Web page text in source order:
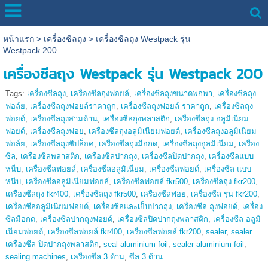
หน้าแรก> เครื่องซีลถุง > เครื่องซีลถุง Westpack รุ่น
Westpack 200
เครื่องซีลถุง Westpack รุ่น Westpack 200
Tags: เครื่องซีลถุง, เครื่องซีลถุงฟอยล์, เครื่องซีลถุงขนาดพกพา, เครื่องซีลถุง
ฟอล์ย, เครื่องซีลถุงฟอยล์ราคาถูก, เครื่องซีลถุงฟอยล์ ราคาถูก, เครื่องซีลถุง
ฟอยด์, เครื่องซีลถุงสามด้าน, เครื่องซีลถุงพลาสติก, เครื่องซีลถุง อลูมิเนียม
ฟอยด์, เครื่องซีลถุงฟอย, เครื่องซีลถุงอลูมิเนียมฟอยด์, เครื่องซีลถุงอลูมิเนียม
ฟอล์ย, เครื่องซีลถุงซิปล็อค, เครื่องซีลถุงมือกด, เครื่องซีลถุงอูลมิเนียม, เครื่อง
ซีล, เครื่องซีลพลาสติก, เครื่องซีลปากถุง, เครื่องซีลปิดปากถุง, เครื่องซีลแบบ
หนีบ, เครื่องซีลฟอยล์, เครื่องซีลอลูมิเนียม, เครื่องซีลฟอยด์, เครื่องซีล แบบ
หนีบ, เครื่องซีลอลูมิเนียมฟอยล์, เครื่องซีลฟอยล์ fkr500, เครื่องซีลถุง fkr200,
เครื่องซีลถุง fkr400, เครื่องซีลถุง fkr500, เครื่องซีลฟอย, เครื่องซีล รุ่น fkr200,
เครื่องซีลอลูมิเนียมฟอยด์, เครื่องซีลและเย็บปากถุง, เครื่องซีล ถุงฟอยด์, เครื่อง
ซีลมือกด, เครื่องซีลปากถุงฟอยด์, เครื่องซีลปิดปากถุงพลาสติก, เครื่องซีล อลูมิ
เนียมฟอยด์, เครื่องซีลฟอยล์ fkr400, เครื่องซีลฟอยล์ fkr200, sealer, sealer
เครื่องซีล ปิดปากถุงพลาสติก, seal aluminium foil , sealer aluminium foil ,
sealing machines, เครื่องซีล 3 ด้าน, ซีล 3 ด้าน